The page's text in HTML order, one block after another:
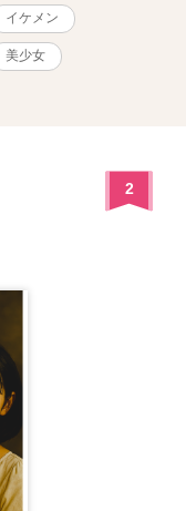
イケメン
美少女
2